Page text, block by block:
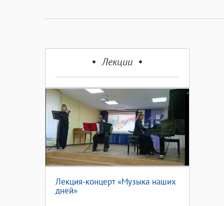
Лекции
Лекция-концерт «Музыка наших
дней»